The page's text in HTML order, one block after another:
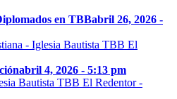
en TBBabril 26, 2026 -
abril 4, 2026 - 5:13 pm